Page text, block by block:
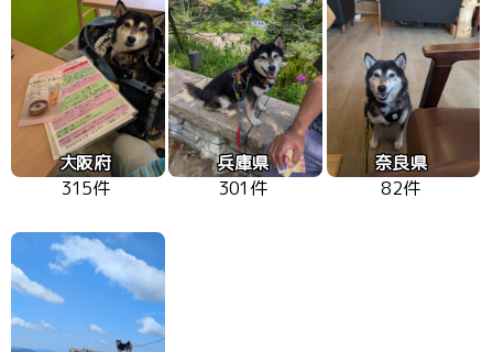
大阪府
315件
兵庫県
301件
奈良県
82件